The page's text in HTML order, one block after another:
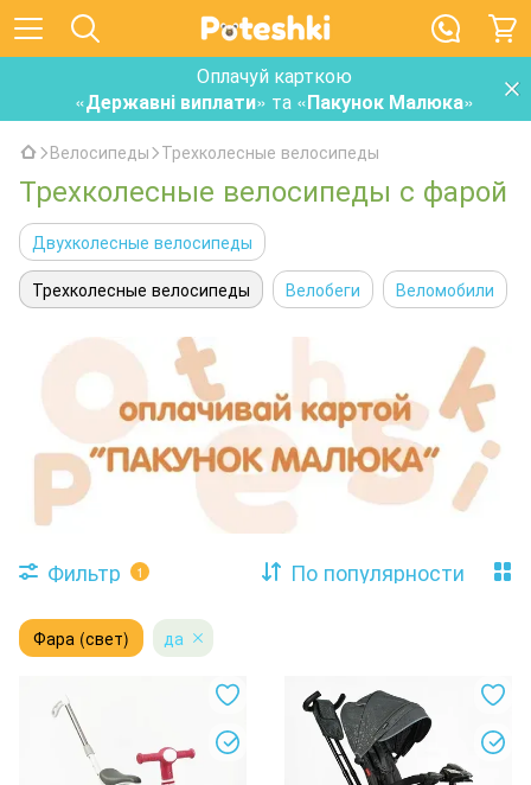
Оплачуй карткою
«Державні виплати» та «Пакунок Малюка»
Велосипеды Трехколесные велосипеды
Трехколесные велосипеды с фарой
Двухколесные велосипеды
Трехколесные велосипеды
Велобеги Веломобили
Фильтр 1 По популярности
Фара (свет) да